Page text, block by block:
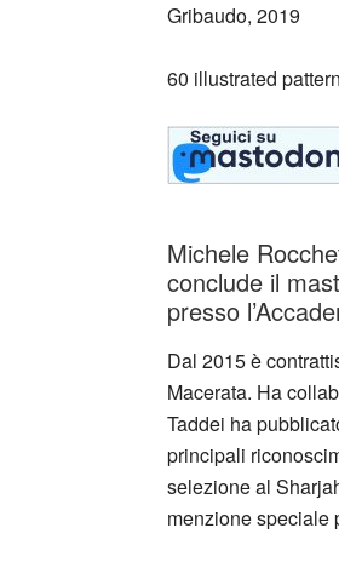
Gribaudo, 2019
60 illustrated
Michele
conclude il
presso
Dal 2015 è
Macerata. Ha
Taddei ha
principali
selezione al
menzione speciale